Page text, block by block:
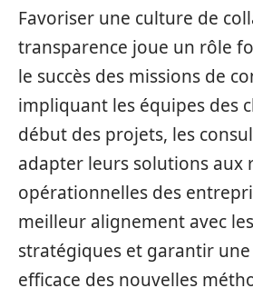
Favoriser une culture de
transparence joue un rôle
le succès des missions de
impliquant les équipes des
début des projets, les
adapter leurs solutions aux
opérationnelles des
meilleur alignement avec
stratégiques et garantir
efficace des nouvelles